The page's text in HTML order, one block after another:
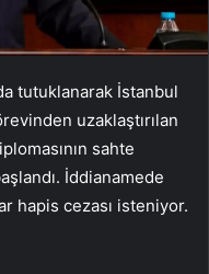
tutuklanarak İstanbul
uzaklaştırılan
sahte
İddianamede
hapis cezası isteniyor.